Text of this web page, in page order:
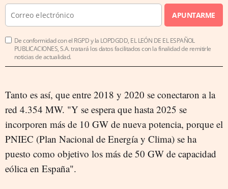
APUNTARME
De conformidad con el RGPD y la LOPDGDD, EL LEÓN DE EL ESPAÑOL
PUBLICACIONES, S.A. tratará los datos facilitados con la finalidad de remitirle
noticias de actualidad.
Tanto es así, que entre 2018 y 2020 se conectaron a la
red 4.354 MW. "Y se espera que hasta 2025 se
incorporen más de 10 GW de nueva potencia, porque el
PNIEC (Plan Nacional de Energía y Clima) se ha
puesto como objetivo los más de 50 GW de capacidad
eólica en España".